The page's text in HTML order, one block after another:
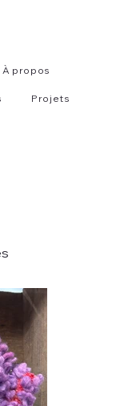
À propos
Projets